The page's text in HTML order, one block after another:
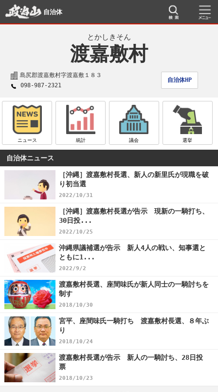
自治体
とかしきそん
渡嘉敷村
島尻郡渡嘉敷村字渡嘉敷１８３
自治体HP
098-987-2321
ニュース 統計 議会 選挙
自治体ニュース
［沖縄］渡嘉敷村長選、新人の新里氏が現職を破
り初当選
2022/10/31
［沖縄］渡嘉敷村長選が告示 現新の一騎打ち、
30日投...
2022/10/25
沖縄県議補選が告示 新人4人の戦い、知事選と
ともに1...
2022/9/2
渡嘉敷村長選、座間味氏が新人同士の一騎討ちを
制す
2018/10/30
宮平、座間味氏一騎打ち 渡嘉敷村長選、８年ぶ
り
2018/10/24
渡嘉敷村長選が告示 新人の一騎討ち、28日投
票
2018/10/23